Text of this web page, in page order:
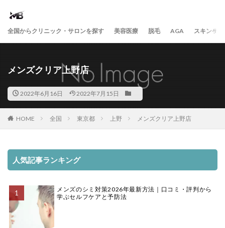
全国からクリニック・サロンを探す 美容医療 脱毛 AGA スキンケア
メンズクリア上野店
2022年6月16日 2022年7月15日
HOME 全国 東京都 上野 メンズクリア上野店
人気記事ランキング
メンズのシミ対策2026年最新方法｜口コミ・評判から
学ぶセルフケアと予防法